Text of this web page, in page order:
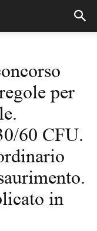
per
60 CFU.
in